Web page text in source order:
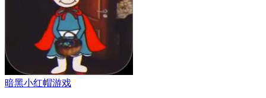
暗黑小红帽游戏